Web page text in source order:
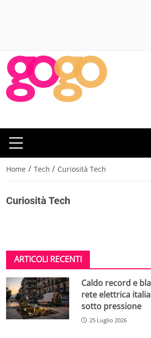
Home / Tech / Curiosità Tech
Curiosità Tech
ARTICOLI RECENTI
Caldo record e
rete elettrica
sotto pressione
25 Luglio 2026